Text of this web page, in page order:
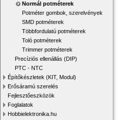
Normál potméterek
Potméter gombok, szerelvények
SMD potméterek
Többfordulatú potméterek
Toló potméterek
Trimmer potméterek
Precíziós ellenállás (DIP)
PTC - NTC
Építőkészletek (KIT, Modul)
Erősáramú szerelés
Fejlesztőeszközök
Foglalatok
Hobbielektronika.hu